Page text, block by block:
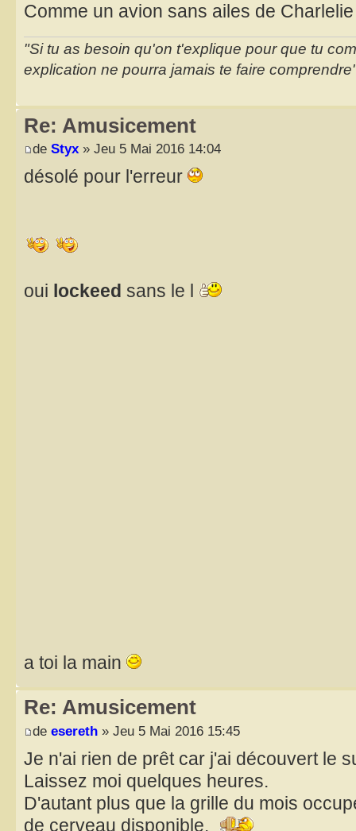
Comme un avion sans ailes de
"Si tu as besoin qu'on t'explique pour que tu
explication ne pourra jamais te faire
Re: Amusicement
de Styx » Jeu 5 Mai 2016 14:04
désolé pour l'erreur
oui lockeed sans le l
a toi la main
Re: Amusicement
de esereth » Jeu 5 Mai 2016 15:45
Je n'ai rien de prêt car j'ai découvert le
Laissez moi quelques heures.
D'autant plus que la grille du mois
de cerveau disponible.